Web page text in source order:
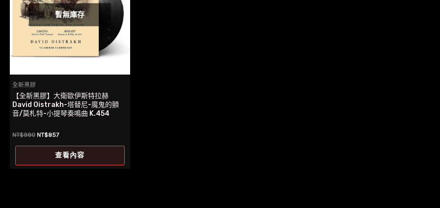
暫無庫存
全新黑膠
【全新黑膠】大衛歐伊斯特拉赫
David Oistrakh-塔替尼-魔鬼的顫
音/莫札特-小提琴奏鳴曲 K.454
NT$980 原
NT$980。
NT$857目
價
格：
NT$857。
查看內容